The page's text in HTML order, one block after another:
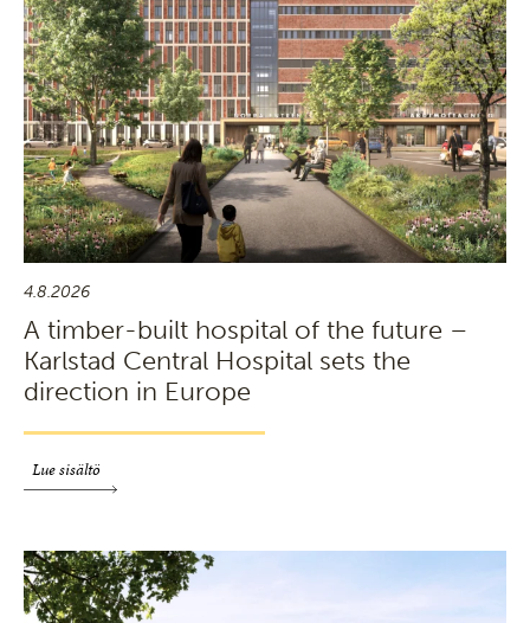
4.8.2026
A timber-built hospital of the future –
Karlstad Central Hospital sets the
direction in Europe
Lue sisältö